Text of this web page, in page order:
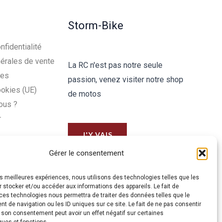
Gérer le consentement
meilleures expériences, nous utilisons des technologies telles que les
stocker et/ou accéder aux informations des appareils. Le fait de
technologies nous permettra de traiter des données telles que le
de navigation ou les ID uniques sur ce site. Le fait de ne pas consentir
son consentement peut avoir un effet négatif sur certaines
de vente
(UE)
?
Storm-Bike
La RC n'est pas notre seule
passion, venez visiter notre shop
de motos
J'Y VAIS